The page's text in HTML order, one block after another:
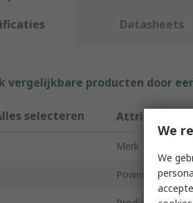
Datasheets
vergelijkbare producten door
selecteren Attribuut
Merk
Power
We
We